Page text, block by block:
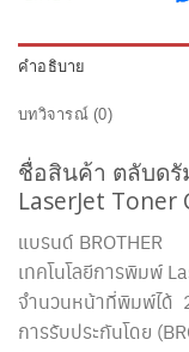
คำอธิบาย
บทวิจารณ์ (0)
ชื่อสินค้า ตลับดรั
LaserJet Toner
แบรนด์ BROTHER
เทคโนโลยีการพิมพ์
จำนวนหน้าที่พิมพ์ได้
การรับประกันโดย